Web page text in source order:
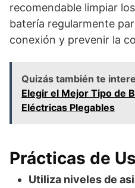
recomendable limpiar
batería regularmente
conexión y prevenir la
Quizás también te
Elegir el Mejor Tipo de
Eléctricas Plegables
Prácticas de
Utiliza niveles de